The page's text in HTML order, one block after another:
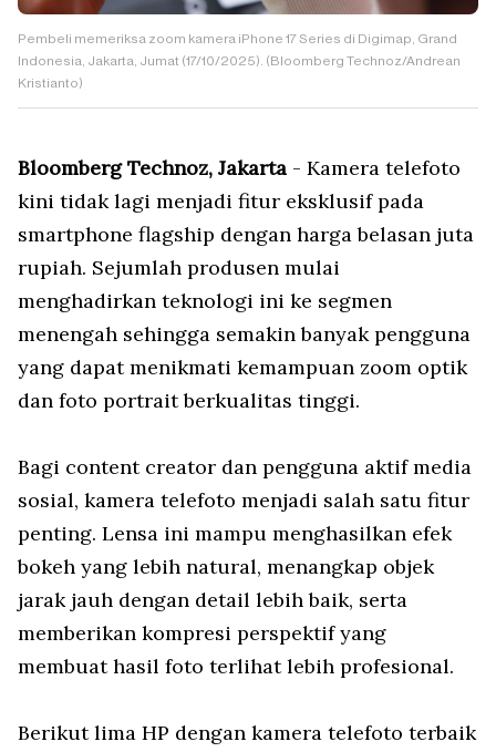
Pembeli memeriksa zoom kamera iPhone 17 Series di Digimap, Grand
Indonesia, Jakarta, Jumat (17/10/2025). (Bloomberg Technoz/Andrean
Kristianto)
Bloomberg Technoz, Jakarta - Kamera telefoto
kini tidak lagi menjadi fitur eksklusif pada
smartphone flagship dengan harga belasan juta
rupiah. Sejumlah produsen mulai
menghadirkan teknologi ini ke segmen
menengah sehingga semakin banyak pengguna
yang dapat menikmati kemampuan zoom optik
dan foto portrait berkualitas tinggi.
Bagi content creator dan pengguna aktif media
sosial, kamera telefoto menjadi salah satu fitur
penting. Lensa ini mampu menghasilkan efek
bokeh yang lebih natural, menangkap objek
jarak jauh dengan detail lebih baik, serta
memberikan kompresi perspektif yang
membuat hasil foto terlihat lebih profesional.
Berikut lima HP dengan kamera telefoto terbaik